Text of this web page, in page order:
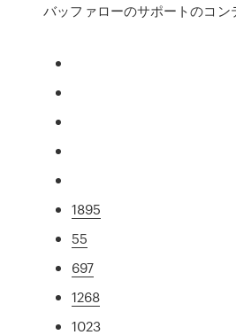
バッファローのサポートのコン
1895
55
697
1268
1023